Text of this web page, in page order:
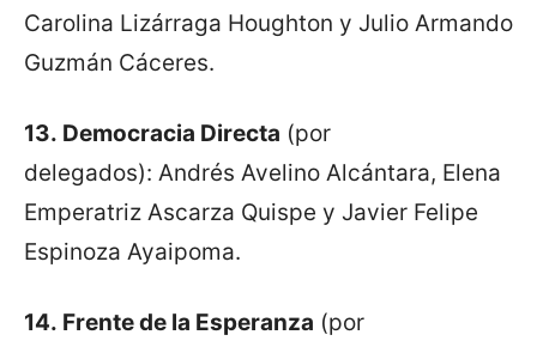
Carolina Lizárraga Houghton y Julio Armando
Guzmán Cáceres.
13. Democracia Directa (por
delegados): Andrés Avelino Alcántara, Elena
Emperatriz Ascarza Quispe y Javier Felipe
Espinoza Ayaipoma.
14. Frente de la Esperanza (por